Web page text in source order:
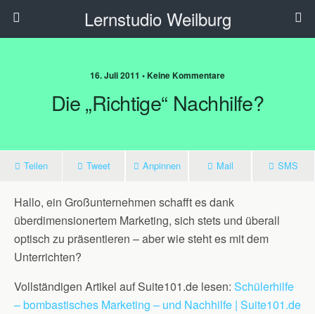
Lernstudio Weilburg
16. Juli 2011 • Keine Kommentare
Die „richtige“ Nachhilfe?
Teilen Tweet Anpinnen Mail SMS
Hallo, ein Großunternehmen schafft es dank
überdimensionertem Marketing, sich stets und überall
optisch zu präsentieren – aber wie steht es mit dem
Unterrichten?
Vollständigen Artikel auf Suite101.de lesen: Schülerhilfe
– bombastisches Marketing – und Nachhilfe | Suite101.de